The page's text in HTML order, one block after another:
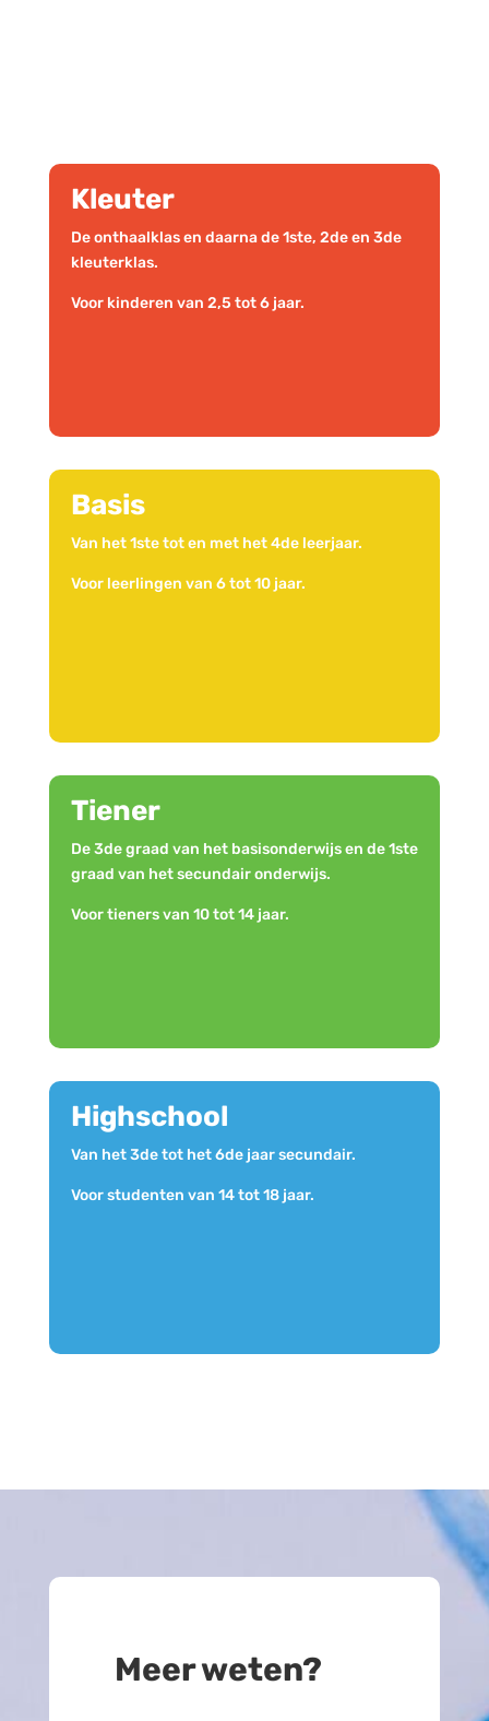
Kleuter
De onthaalklas en daarna de 1ste, 2de en 3de
kleuterklas.
Voor kinderen van 2,5 tot 6 jaar.
Basis
Van het 1ste tot en met het 4de leerjaar.
Voor leerlingen van 6 tot 10 jaar.
Tiener
De 3de graad van het basisonderwijs en de 1ste
graad van het secundair onderwijs.
Voor tieners van 10 tot 14 jaar.
Highschool
Van het 3de tot het 6de jaar secundair.
Voor studenten van 14 tot 18 jaar.
Meer weten?